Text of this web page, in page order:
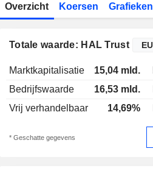
Overzicht Koersen Grafieken
Totale waarde: HAL Trust
Marktkapitalisatie 15,04 mld.
Bedrijfswaarde
16,53 mld.
Vrij verhandelbaar
14,69%
* Geschatte gegevens